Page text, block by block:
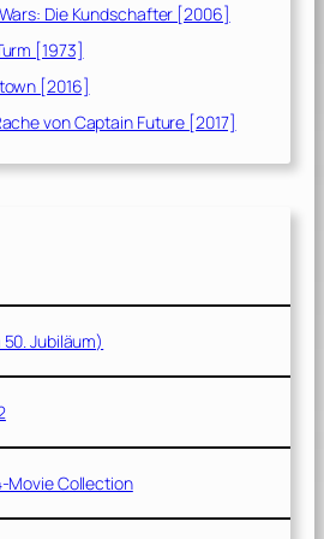
Die Kundschafter [2006]
[1973]
[2016]
von Captain Future [2017]
50. Jubiläum)
Movie Collection